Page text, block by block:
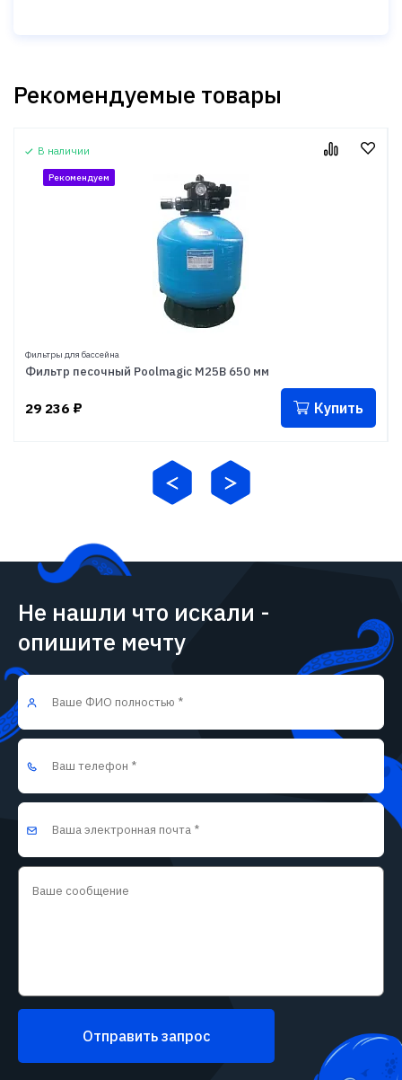
Рекомендуемые товары
В наличии
Рекомендуем
Фильтры для бассейна
Фильтр песочный Poolmagic M25B 650 мм
29 236 ₽ Купить
Не нашли что искали -
опишите мечту
Отправить запрос